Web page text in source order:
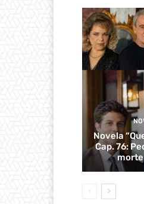
Novela
Cap. 76: